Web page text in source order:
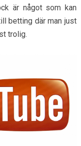
är något som kan
betting där man just
trolig.